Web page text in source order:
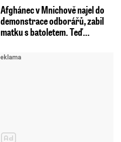
Afghánec v Mnichově najel do
demonstrace odborářů, zabil
matku s batoletem. Teď…